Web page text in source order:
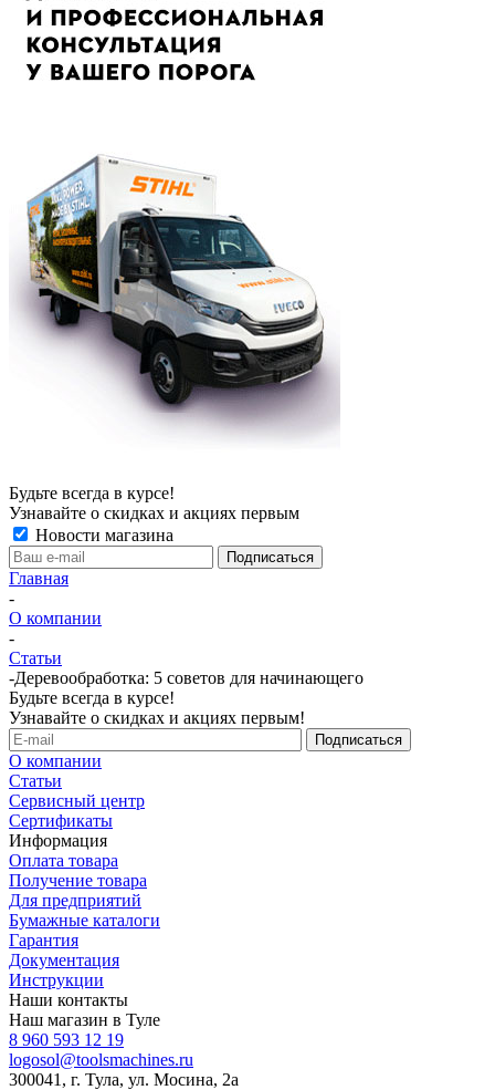
Будьте всегда в курсе!
Узнавайте о скидках и акциях первым
Новости магазина
Главная
-
О компании
-
Статьи
-Деревообработка: 5 советов для начинающего
Будьте всегда в курсе!
Узнавайте о скидках и акциях первым!
О компании
Статьи
Сервисный центр
Сертификаты
Информация
Оплата товара
Получение товара
Для предприятий
Бумажные каталоги
Гарантия
Документация
Инструкции
Наши контакты
Наш магазин в Туле
8 960 593 12 19
logosol@toolsmachines.ru
300041, г. Тула, ул. Мосина, 2а